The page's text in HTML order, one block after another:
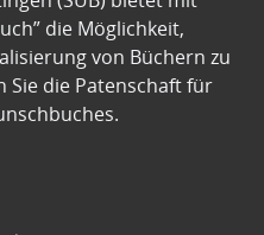
die Möglichkeit,
von Büchern zu
die Patenschaft für